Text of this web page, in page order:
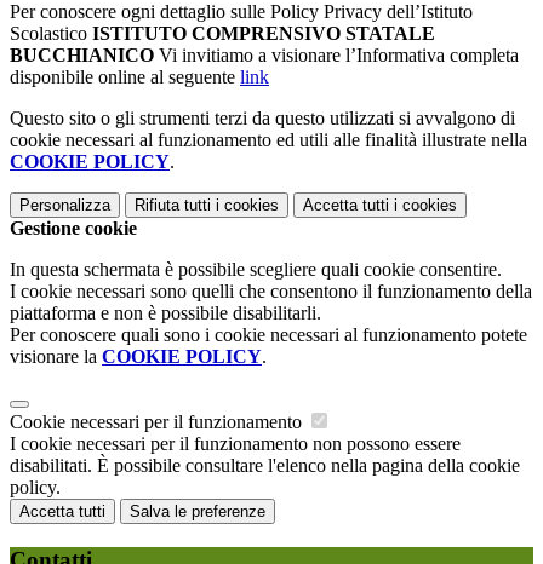
Per conoscere ogni dettaglio sulle Policy Privacy dell’Istituto
Scolastico ISTITUTO COMPRENSIVO STATALE
BUCCHIANICO Vi invitiamo a visionare l’Informativa completa
disponibile online al seguente link
Questo sito o gli strumenti terzi da questo utilizzati si avvalgono di
cookie necessari al funzionamento ed utili alle finalità illustrate nella
COOKIE POLICY.
Personalizza Rifiuta tutti i cookies Accetta tutti i cookies
Gestione cookie
In questa schermata è possibile scegliere quali cookie consentire.
I cookie necessari sono quelli che consentono il funzionamento della
piattaforma e non è possibile disabilitarli.
Per conoscere quali sono i cookie necessari al funzionamento potete
visionare la COOKIE POLICY.
Cookie necessari per il funzionamento
I cookie necessari per il funzionamento non possono essere
disabilitati. È possibile consultare l'elenco nella pagina della cookie
policy.
Accetta tutti Salva le preferenze